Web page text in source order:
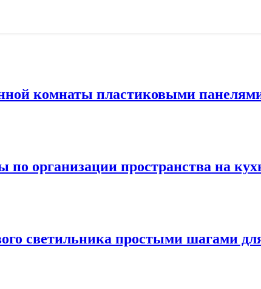
комнаты пластиковыми панелями
по организации пространства на
светильника простыми шагами